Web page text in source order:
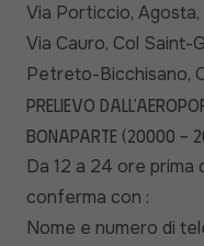
Via Porticcio, Agosta,
Via Cauro, Col Saint-
Petreto-Bicchisano,
Prelievo
Bonaparte (20000 -
Da 12 a 24 ore
conferma con :
Nome e numero di